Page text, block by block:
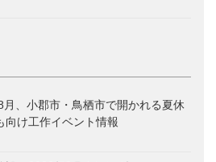
月、小郡市・鳥栖市で開かれる夏休
向け工作イベント情報